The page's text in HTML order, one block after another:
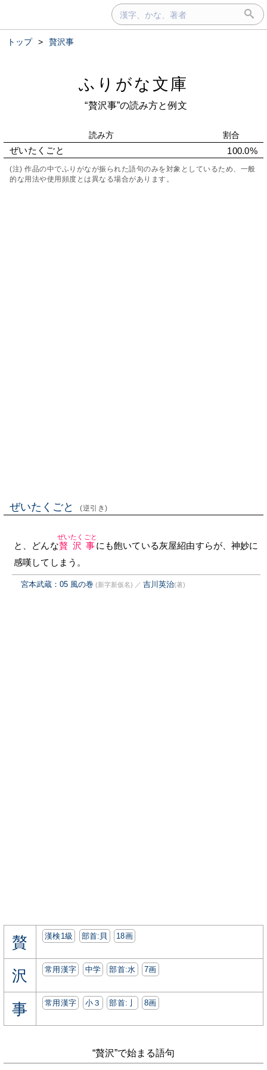
トップ > 贅沢事
ふりがな文庫
“贅沢事”の読み方と例文
読み方 割合
ぜいたくごと 100.0%
(注) 作品の中でふりがなが振られた語句のみを対象としているため、一般
的な用法や使用頻度とは異なる場合があります。
ぜいたくごと (逆引き)
と、どんな贅沢事
ぜいたくごと
にも飽いている灰屋紹由すらが、神妙に
感嘆してしまう。
宮本武蔵：05 風の巻 (新字新仮名) ／ 吉川英治(著)
贅 漢検1級 部首:⾙ 18画
沢 常用漢字 中学 部首:⽔ 7画
事 常用漢字 小３ 部首:⼅ 8画
“贅沢”で始まる語句